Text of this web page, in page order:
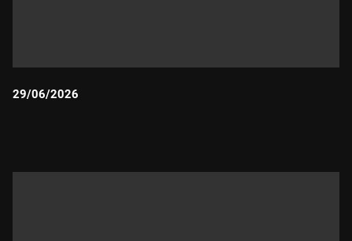
29/06/2026